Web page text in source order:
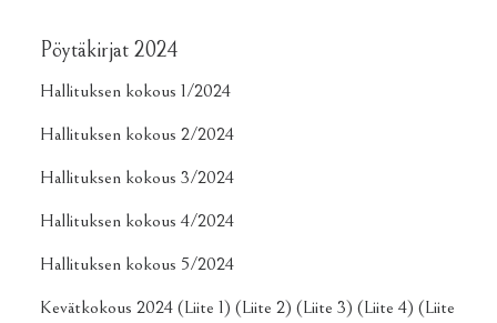
Pöytäkirjat 2024
Hallituksen kokous 1/2024
Hallituksen kokous 2/2024
Hallituksen kokous 3/2024
Hallituksen kokous 4/2024
Hallituksen kokous 5/2024
Kevätkokous 2024 (Liite 1) (Liite 2) (Liite 3) (Liite 4) (Liite